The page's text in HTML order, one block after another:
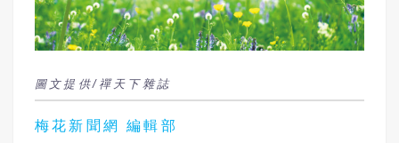
圖文提供/禪天下雜誌
梅花新聞網 編輯部